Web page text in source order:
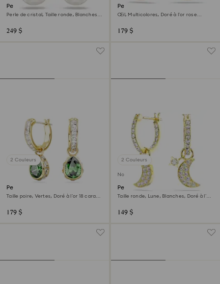
Pendants d'oreilles Matrix
Perle de cristal, Taille ronde, Blanches,
249 $
Pendants d'oreilles Symbolica
Œil, Multicolores, Doré à l’or rose
179 $
2 Couleurs
Pendants d'oreilles Chroma
Taille poire, Vertes, Doré à l’or 18 carats
179 $
2 Couleurs
Nouveau
Pendants d'oreilles Symbolica
Taille ronde, Lune, Blanches, Doré à l’or
149 $